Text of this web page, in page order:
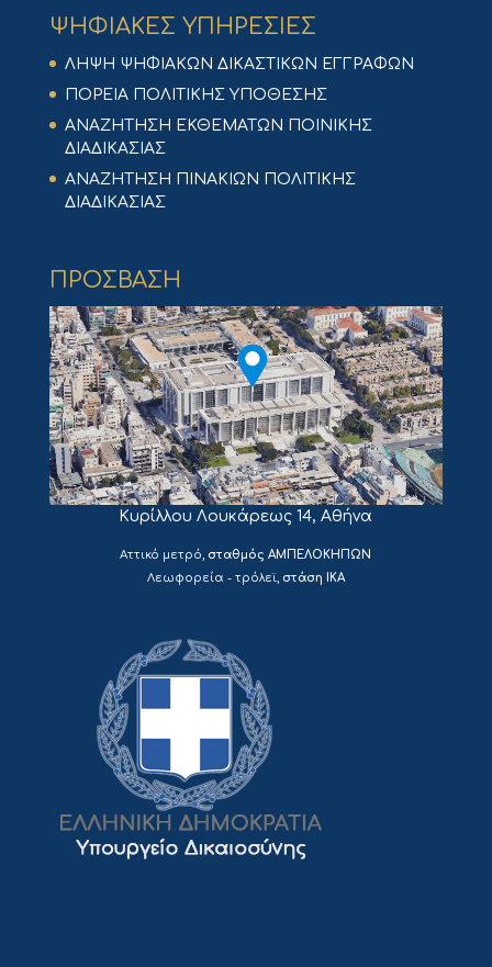
ΨΗΦΙΑΚΕΣ ΥΠΗΡΕΣΙΕΣ
ΛΗΨΗ ΨΗΦΙΑΚΩΝ ΔΙΚΑΣΤΙΚΩΝ ΕΓΓΡΑΦΩΝ
ΠΟΡΕΙΑ ΠΟΛΙΤΙΚΗΣ ΥΠΟΘΕΣΗΣ
ΑΝΑΖΗΤΗΣΗ ΕΚΘΕΜΑΤΩΝ ΠΟΙΝΙΚΗΣ
ΔΙΑΔΙΚΑΣΙΑΣ
ΑΝΑΖΗΤΗΣΗ ΠΙΝΑΚΙΩΝ ΠΟΛΙΤΙΚΗΣ
ΔΙΑΔΙΚΑΣΙΑΣ
ΠΡΟΣΒΑΣΗ
Κυρίλλου Λουκάρεως 14, Αθήνα
Aττικό μετρό, σταθμός ΑΜΠΕΛΟΚΗΠΩΝ
Λεωφορεία - τρόλεϊ, στάση ΙΚΑ